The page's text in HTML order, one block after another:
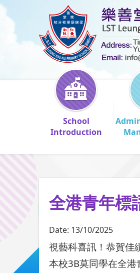
School
Introduction
全港青年標
Date: 13/10/2025
視藝科喜訊！恭賀佳
本校3B莫同學在全港